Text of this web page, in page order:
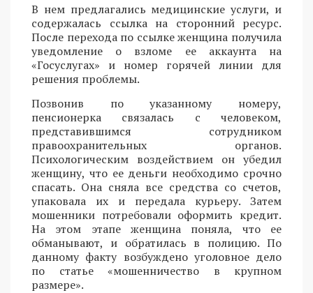
В нем предлагались медицинские услуги, и
содержалась ссылка на сторонний ресурс.
После перехода по ссылке женщина получила
уведомление о взломе ее аккаунта на
«Госуслугах» и номер горячей линии для
решения проблемы.
Позвонив по указанному номеру,
пенсионерка связалась с человеком,
представившимся сотрудником
правоохранительных органов.
Психологическим воздействием он убедил
женщину, что ее деньги необходимо срочно
спасать. Она сняла все средства со счетов,
упаковала их и передала курьеру. Затем
мошенники потребовали оформить кредит.
На этом этапе женщина поняла, что ее
обманывают, и обратилась в полицию. По
данному факту возбуждено уголовное дело
по статье «мошенничество в крупном
размере».